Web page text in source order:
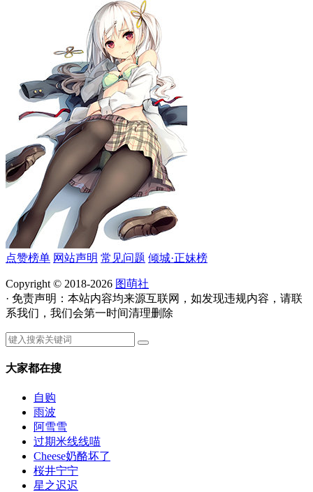
点赞榜单 网站声明 常见问题 倾城·正妹榜
Copyright © 2018-2026 图萌社
· 免责声明：本站内容均来源互联网，如发现违规内容，请联
系我们，我们会第一时间清理删除
大家都在搜
自购
雨波
阿雪雪
过期米线线喵
Cheese奶酪坏了
桜井宁宁
星之迟迟